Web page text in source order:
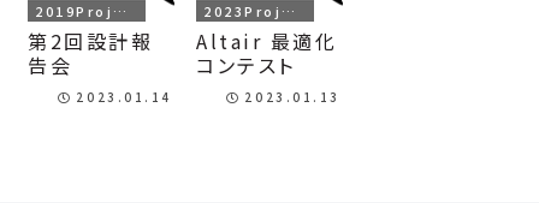
2019Project
第2回設計報
告会
2023.01.14
2023Project
Altair 最適化
コンテスト
2023.01.13